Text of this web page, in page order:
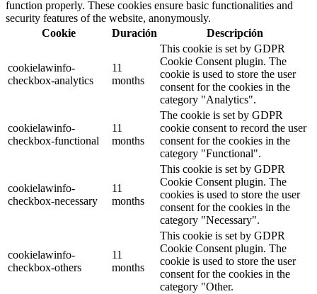
function properly. These cookies ensure basic functionalities and
security features of the website, anonymously.
Cookie
Duración Descripción
cookielawinfo-
checkbox-analytics
11
months
This cookie is set by GDPR
Cookie Consent plugin. The
cookie is used to store the user
consent for the cookies in the
category "Analytics".
cookielawinfo-
checkbox-functional
11
months
The cookie is set by GDPR
cookie consent to record the user
consent for the cookies in the
category "Functional".
cookielawinfo-
checkbox-necessary
11
months
This cookie is set by GDPR
Cookie Consent plugin. The
cookies is used to store the user
consent for the cookies in the
category "Necessary".
cookielawinfo-
checkbox-others
11
months
This cookie is set by GDPR
Cookie Consent plugin. The
cookie is used to store the user
consent for the cookies in the
category "Other.